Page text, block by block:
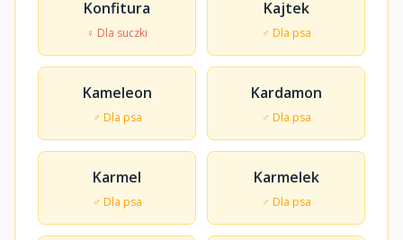
Konfitura
♀ Dla suczki
Kajtek
♂ Dla psa
Kameleon
♂ Dla psa
Kardamon
♂ Dla psa
Karmel
♂ Dla psa
Karmelek
♂ Dla psa